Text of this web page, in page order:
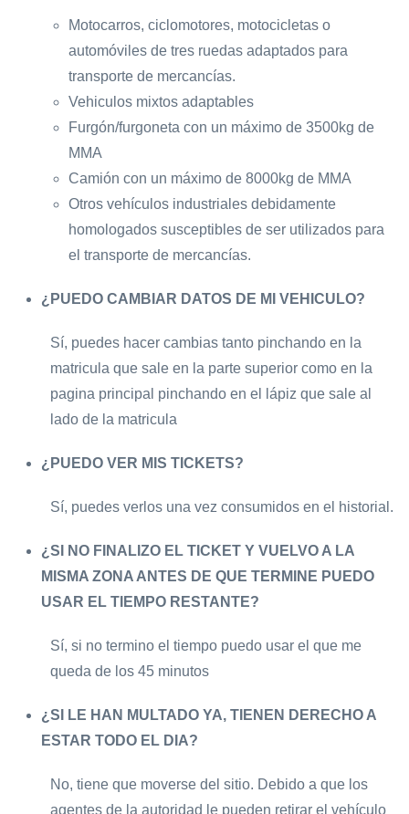
Motocarros, ciclomotores, motocicletas o
automóviles de tres ruedas adaptados para
transporte de mercancías.
Vehiculos mixtos adaptables
Furgón/furgoneta con un máximo de 3500kg de
MMA
Camión con un máximo de 8000kg de MMA
Otros vehículos industriales debidamente
homologados susceptibles de ser utilizados para
el transporte de mercancías.
¿PUEDO CAMBIAR DATOS DE MI VEHICULO?
Sí, puedes hacer cambias tanto pinchando en la
matricula que sale en la parte superior como en la
pagina principal pinchando en el lápiz que sale al
lado de la matricula
¿PUEDO VER MIS TICKETS?
Sí, puedes verlos una vez consumidos en el historial.
¿SI NO FINALIZO EL TICKET Y VUELVO A LA
MISMA ZONA ANTES DE QUE TERMINE PUEDO
USAR EL TIEMPO RESTANTE?
Sí, si no termino el tiempo puedo usar el que me
queda de los 45 minutos
¿SI LE HAN MULTADO YA, TIENEN DERECHO A
ESTAR TODO EL DIA?
No, tiene que moverse del sitio. Debido a que los
agentes de la autoridad le pueden retirar el vehículo